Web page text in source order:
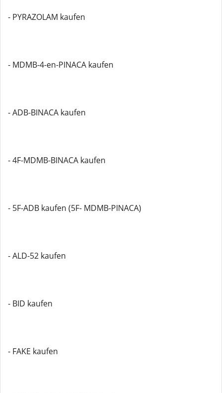
- PYRAZOLAM kaufen
- MDMB-4-en-PINACA kaufen
- ADB-BINACA kaufen
- 4F-MDMB-BINACA kaufen
- 5F-ADB kaufen (5F- MDMB-PINACA)
- ALD-52 kaufen
- BID kaufen
- FAKE kaufen